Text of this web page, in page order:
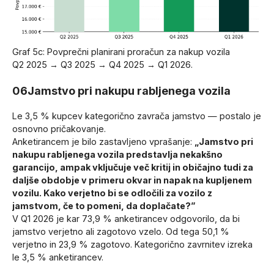
Graf 5c: Povprečni planirani proračun za nakup vozila
Q2 2025 → Q3 2025 → Q4 2025 → Q1 2026.
06Jamstvo pri nakupu rabljenega vozila
Le 3,5 % kupcev kategorično zavrača jamstvo — postalo je
osnovno pričakovanje.
Anketirancem je bilo zastavljeno vprašanje:
„Jamstvo pri
nakupu rabljenega vozila predstavlja nekakšno
garancijo, ampak vključuje več kritij in običajno tudi za
daljše obdobje v primeru okvar in napak na kupljenem
vozilu. Kako verjetno bi se odločili za vozilo z
jamstvom, če to pomeni, da doplačate?”
V Q1 2026 je kar 73,9 % anketirancev odgovorilo, da bi
jamstvo verjetno ali zagotovo vzelo. Od tega 50,1 %
verjetno in 23,9 % zagotovo. Kategorično zavrnitev izreka
le 3,5 % anketirancev.